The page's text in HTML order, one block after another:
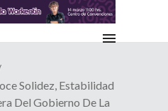
Solidez, Estabilidad
Del Gobierno De La